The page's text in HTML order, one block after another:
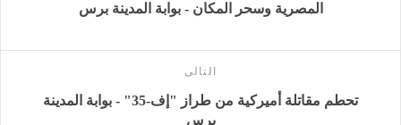
المصرية وسحر المكان - بوابة المدينة برس
التالى
تحطم مقاتلة أميركية من طراز "إف-35" - بوابة المدينة
برس